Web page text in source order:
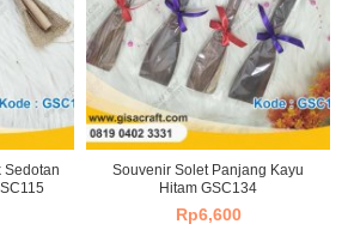
Sedotan
Souvenir Solet Panjang Kayu
Hitam GSC134
Rp6,600